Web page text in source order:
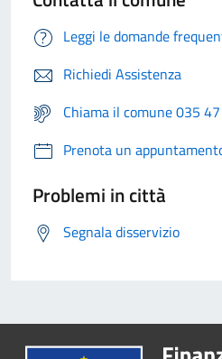
Leggi le domande
Richiedi Assistenza
Chiama il comune 035
Prenota un
Problemi in città
Segnala disservizio